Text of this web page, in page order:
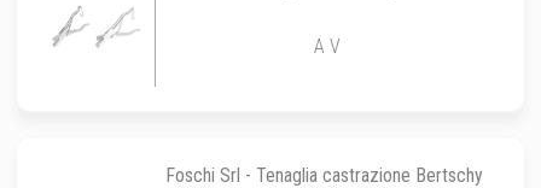
A V
Foschi Srl - Tenaglia castrazione Bertschy